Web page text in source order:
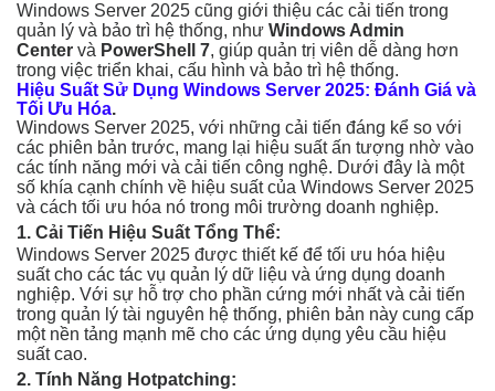
Windows Server 2025 cũng giới thiệu các cải tiến trong
quản lý và bảo trì hệ thống, như Windows Admin
Center và PowerShell 7, giúp quản trị viên dễ dàng hơn
trong việc triển khai, cấu hình và bảo trì hệ thống.
Hiệu Suất Sử Dụng Windows Server 2025: Đánh Giá và
Tối Ưu Hóa.
Windows Server 2025, với những cải tiến đáng kể so với
các phiên bản trước, mang lại hiệu suất ấn tượng nhờ vào
các tính năng mới và cải tiến công nghệ. Dưới đây là một
số khía cạnh chính về hiệu suất của Windows Server 2025
và cách tối ưu hóa nó trong môi trường doanh nghiệp.
1. Cải Tiến Hiệu Suất Tổng Thể:
Windows Server 2025 được thiết kế để tối ưu hóa hiệu
suất cho các tác vụ quản lý dữ liệu và ứng dụng doanh
nghiệp. Với sự hỗ trợ cho phần cứng mới nhất và cải tiến
trong quản lý tài nguyên hệ thống, phiên bản này cung cấp
một nền tảng mạnh mẽ cho các ứng dụng yêu cầu hiệu
suất cao.
2. Tính Năng Hotpatching: